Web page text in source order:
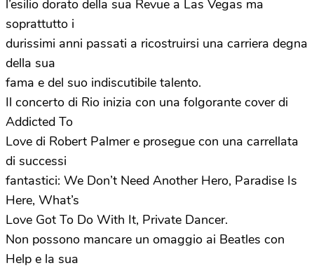
l’esilio dorato della sua Revue a Las Vegas ma
soprattutto i
durissimi anni passati a ricostruirsi una carriera degna
della sua
fama e del suo indiscutibile talento.
Il concerto di Rio inizia con una folgorante cover di
Addicted To
Love di Robert Palmer e prosegue con una carrellata
di successi
fantastici: We Don’t Need Another Hero, Paradise Is
Here, What’s
Love Got To Do With It, Private Dancer.
Non possono mancare un omaggio ai Beatles con
Help e la sua